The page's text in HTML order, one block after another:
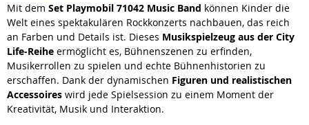
Mit dem Set Playmobil 71042 Music Band können Kinder die
Welt eines spektakulären Rockkonzerts nachbauen, das reich
an Farben und Details ist. Dieses Musikspielzeug aus der City
Life-Reihe ermöglicht es, Bühnenszenen zu erfinden,
Musikerrollen zu spielen und echte Bühnenhistorien zu
erschaffen. Dank der dynamischen Figuren und realistischen
Accessoires wird jede Spielsession zu einem Moment der
Kreativität, Musik und Interaktion.